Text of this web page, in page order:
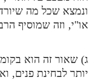
ונמצא שכל מה
או"י, וזה שמוסיף
ג) שאור זה הוא
יותר לבחינת פנים,